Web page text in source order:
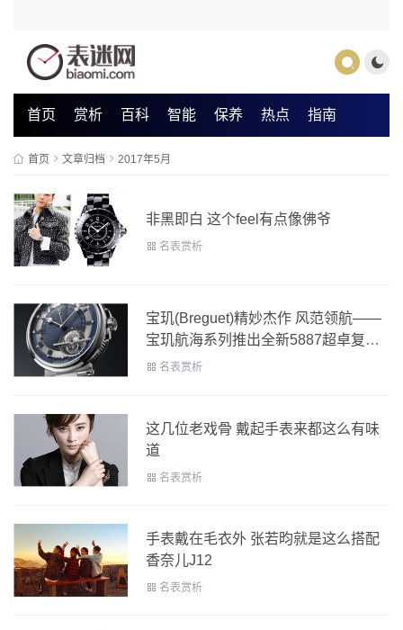
首页 赏析 百科 智能 保养 热点 指南
首页 文章归档 2017年5月
非黑即白 这个feel有点像佛爷
名表赏析
宝玑(Breguet)精妙杰作 风范领航——
宝玑航海系列推出全新5887超卓复杂
功能腕表
名表赏析
这几位老戏骨 戴起手表来都这么有味
道
名表赏析
手表戴在毛衣外 张若昀就是这么搭配
香奈儿J12
名表赏析